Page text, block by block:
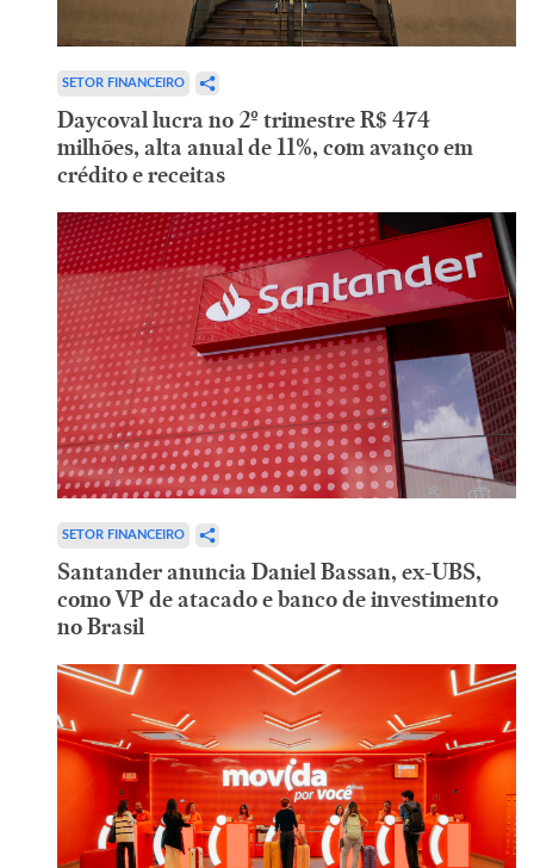
SETOR FINANCEIRO
Daycoval lucra no 2º trimestre R$ 474
milhões, alta anual de 11%, com avanço em
crédito e receitas
SETOR FINANCEIRO
Santander anuncia Daniel Bassan, ex-UBS,
como VP de atacado e banco de investimento
no Brasil